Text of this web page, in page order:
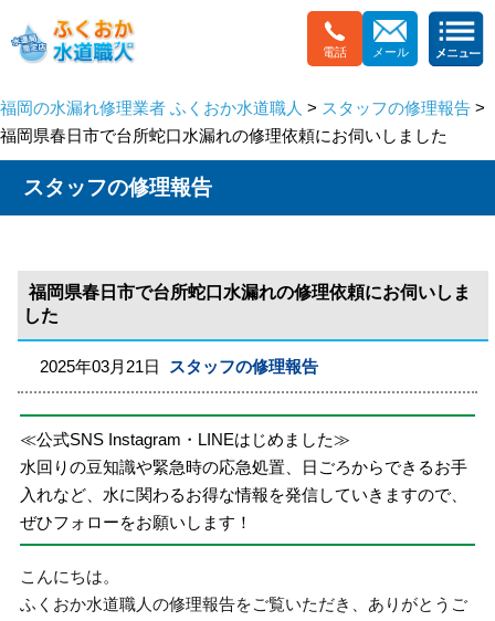
電話 メール
福岡の水漏れ修理業者 ふくおか水道職人 > スタッフの修理報告 >
福岡県春日市で台所蛇口水漏れの修理依頼にお伺いしました
スタッフの修理報告
福岡県春日市で台所蛇口水漏れの修理依頼にお伺いしま
した
2025年03月21日 スタッフの修理報告
≪公式SNS Instagram・LINEはじめました≫
水回りの豆知識や緊急時の応急処置、日ごろからできるお手
入れなど、水に関わるお得な情報を発信していきますので、
ぜひフォローをお願いします！
こんにちは。
ふくおか水道職人の修理報告をご覧いただき、ありがとうご